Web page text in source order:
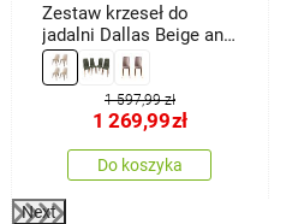
Zestaw krzeseł do
jadalni Dallas Beige and
Brown, 4 szt.
1 597,99 zł
1 269,99zł
Do koszyka
Next